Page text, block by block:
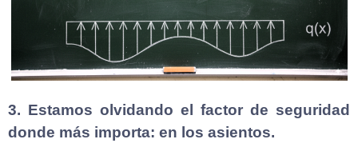
3. Estamos olvidando el factor de seguridad
donde más importa: en los asientos.